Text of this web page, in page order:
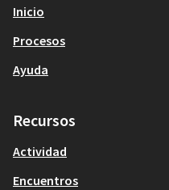
Inicio
Procesos
Ayuda
Recursos
Actividad
Encuentros